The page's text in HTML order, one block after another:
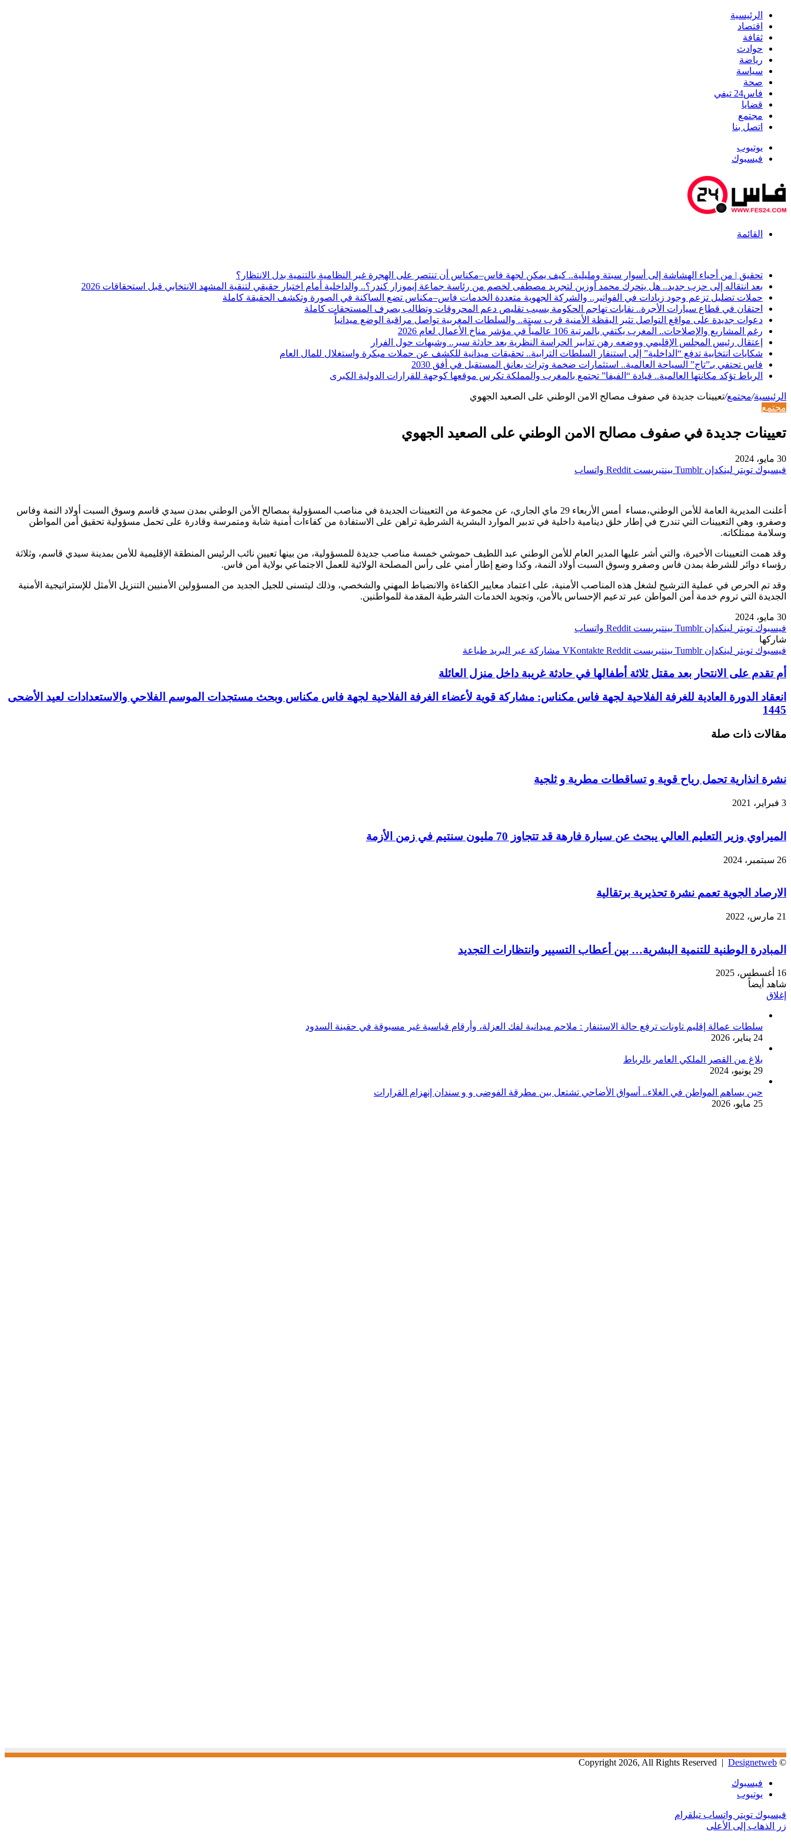
الرئيسية
اقتصاد
ثقافة
حوادث
رياضة
سياسة
صحة
فاس24 تيفي
قضايا
مجتمع
اتصل بنا
يوتيوب
فيسبوك
القائمة
تحقيق | من أحياء الهشاشة إلى أسوار سبتة ومليلية.. كيف يمكن لجهة فاس–مكناس أن تنتصر على الهجرة غير النظامية بالتنمية بدل الانتظار؟
بعد انتقاله إلى حزب جديد.. هل يتحرك محمد أوزين لتجريد مصطفى لخصم من رئاسة جماعة إيموزار كندر؟.. والداخلية أمام اختبار حقيقي لتنقية المشهد الانتخابي قبل استحقاقات 2026
حملات تضليل تزعم وجود زيادات في الفواتير.. والشركة الجهوية متعددة الخدمات فاس–مكناس تضع الساكنة في الصورة وتكشف الحقيقة كاملة
احتقان في قطاع سيارات الأجرة.. نقابات تهاجم الحكومة بسبب تقليص دعم المحروقات وتطالب بصرف المستحقات كاملة
دعوات جديدة على مواقع التواصل تثير اليقظة الأمنية قرب سبتة.. والسلطات المغربية تواصل مراقبة الوضع ميدانياً
رغم المشاريع والإصلاحات.. المغرب يكتفي بالمرتبة 106 عالمياً في مؤشر مناخ الأعمال لعام 2026
إعتقال رئيس المجلس الإقليمي ووضعه رهن تدابير الحراسة النظرية بعد حادثة سير.. وشبهات حول الفرار
شكايات انتخابية تدفع “الداخلية” إلى استنفار السلطات الترابية.. تحقيقات ميدانية للكشف عن حملات مبكرة واستغلال للمال العام
فاس تحتفي بـ”تاج” السياحة العالمية.. استثمارات ضخمة وتراث يعانق المستقبل في أفق 2030
الرباط تؤكد مكانتها العالمية.. قيادة “الفيفا” تجتمع بالمغرب والمملكة تكرس موقعها كوجهة للقرارات الدولية الكبرى
الرئيسية/مجتمع/تعيينات جديدة في صفوف مصالح الامن الوطني على الصعيد الجهوي
مجتمع
تعيينات جديدة في صفوف مصالح الامن الوطني على الصعيد الجهوي
30 مايو، 2024
فيسبوك تويتر لينكدإن بينتيريست واتساب
أعلنت المديرية العامة للأمن الوطني،مساء أمس الأربعاء 29 ماي الجاري، عن مجموعة من التعيينات الجديدة في مناصب المسؤولية بمصالح الأمن الوطني بمدن سيدي قاسم وسوق السبت أولاد النمة وفاس
وصفرو، وهي التعيينات التي تندرج في إطار خلق دينامية داخلية في تدبير الموارد البشرية الشرطية تراهن على الاستفادة من كفاءات أمنية شابة ومتمرسة وقادرة على تحمل مسؤولية تحقيق أمن المواطن
وسلامة ممتلكاته.
وقد همت التعيينات الأخيرة، والتي أشر عليها المدير العام للأمن الوطني عبد اللطيف حموشي خمسة مناصب جديدة للمسؤولية، من بينها تعيين نائب الرئيس المنطقة الإقليمية للأمن بمدينة سيدي قاسم، وثلاثة
رؤساء دوائر للشرطة بمدن فاس وصفرو وسوق السبت أولاد النمة، وكذا وضع إطار أمني على رأس المصلحة الولائية للعمل الاجتماعي بولاية أمن فاس.
وقد تم الحرص في عملية الترشيح لشغل هذه المناصب الأمنية، على اعتماد معايير الكفاءة والانضباط المهني والشخصي، وذلك ليتسنى للجيل الجديد من المسؤولين الأمنيين التنزيل الأمثل للإستراتيجية الأمنية
الجديدة التي تروم خدمة أمن المواطن عبر تدعيم الإحساس بالأمن، وتجويد الخدمات الشرطية المقدمة للمواطنين.
30 مايو، 2024
فيسبوك تويتر لينكدإن بينتيريست
واتساب
شاركها
فيسبوك تويتر لينكدإن بينتيريست مشاركة عبر البريد طباعة
أم تقدم على الانتحار بعد مقتل ثلاثة أطفالها في حادثة غريبة داخل منزل العائلة
انعقاد الدورة العادية للغرفة الفلاحية لجهة فاس مكناس: مشاركة قوية لأعضاء الغرفة الفلاحية لجهة فاس مكناس وبحث مستجدات الموسم الفلاحي والاستعدادات لعيد الأضحى
1445
مقالات ذات صلة
نشرة انذارية تحمل رياح قوية و تساقطات مطرية و ثلجية
3 فبراير، 2021
الميراوي وزير التعليم العالي يبحث عن سيارة فارهة قد تتجاوز 70 مليون سنتيم في زمن الأزمة
26 سبتمبر، 2024
الارصاد الجوية تعمم نشرة تحذيرية برتقالية
21 مارس، 2022
المبادرة الوطنية للتنمية البشرية… بين أعطاب التسيير وانتظارات التجديد
16 أغسطس، 2025
شاهد أيضاً
إغلاق
سلطات عمالة إقليم تاونات ترفع حالة الاستنفار : ملاحم ميدانية لفك العزلة، وأرقام قياسية غير مسبوقة في حقينة السدود
24 يناير، 2026
بلاغ من القصر الملكي العامر بالرباط
29 يونيو، 2024
حين يساهم المواطن في الغلاء.. أسواق الأضاحي تشتعل بين مطرقة الفوضى و و سندان إنهزام القرارات
25 مايو، 2026
© Copyright 2026, All Rights Reserved |
Designetweb
فيسبوك
يوتيوب
فيسبوك تويتر واتساب تيلقرام
زر الذهاب إلى الأعلى